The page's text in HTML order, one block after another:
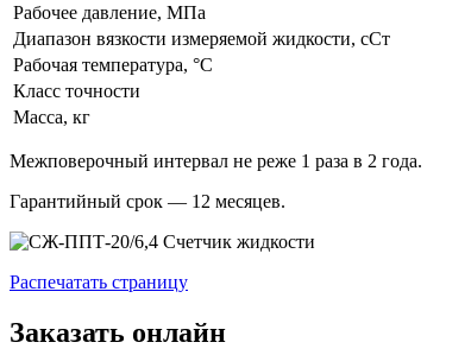
Рабочее давление, МПа
Диапазон вязкости измеряемой жидкости, сСт
Рабочая температура, °С
Класс точности
Масса, кг
Межповерочный интервал не реже 1 раза в 2 года.
Гарантийный срок — 12 месяцев.
Распечатать страницу
Заказать онлайн